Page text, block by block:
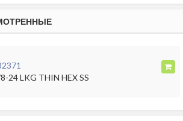
24 LKG THIN HEX SS